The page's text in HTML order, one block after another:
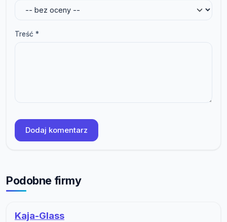
Treść *
Dodaj komentarz
Podobne firmy
Kaja-Glass